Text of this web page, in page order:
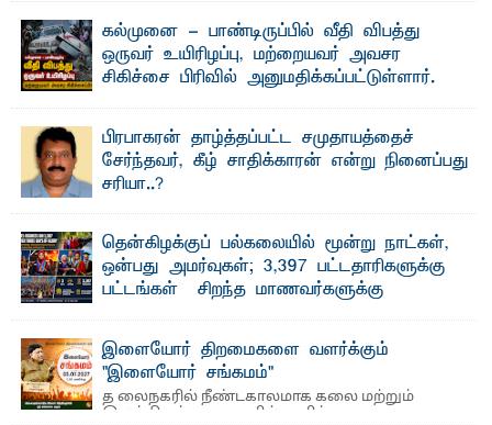
பேராசிரியர் எம். எம். பாஸில்
தெ ன்கிழக்குப் பல்கலைக்கழகத்தின் கலை மற்றும் கலாசார
பீடத்தின் புவியியல் துறையினால் ...
கல்முனை - பாண்டிருப்பில் வீதி விபத்து
ஒருவர் உயிரிழப்பு, மற்றையவர் அவசர
சிகிச்சை பிரிவில் அனுமதிக்கப்பட்டுள்ளார்.
பாண்டிருப்பு ...பிரபாகரன் தாழ்த்தப்பட்ட சமுதாயத்தைச்
சேர்ந்தவர், கீழ் சாதிக்காரன் என்று நினைப்பது
சரியா..?
தென்கிழக்குப் பல்கலையில் மூன்று நாட்கள்,
ஒன்பது அமர்வுகள்; 3,397 பட்டதாரிகளுக்கு
பட்டங்கள் – சிறந்த மாணவர்களுக்கு
மற்றும் சிறப்புப் பரிசுகள்
எம்.வை. அமீர்- ஒ லுவிலில் அமைந்துள்ள தென்கிழக்குப்
பல்கலைக்கழகத்தின் 18ஆவது பொதுப் பட்டமளிப்பு விழா ...
இளையோர் திறமைகளை வளர்க்கும்
"இளையோர் சங்கமம்"
த லைநகரில் நீண்டகாலமாக கலை மற்றும்
இலக்கியத் துறைகளில் தனித்துவமான